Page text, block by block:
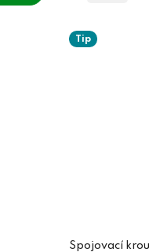
Tip
Spojovací